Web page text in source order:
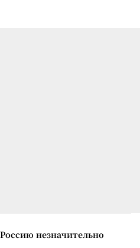
незначительно